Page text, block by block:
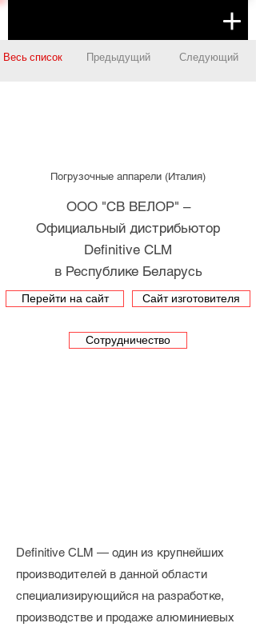
Весь список Предыдущий Следующий
Погрузочные аппарели (Италия)
ООО "СВ ВЕЛОР" –
Официальный дистрибьютор
Definitive CLM
в Республике Беларусь
Перейти на сайт Сайт изготовителя
Сотрудничество
Definitive CLM — один из крупнейших
производителей в данной области
специализирующийся на разработке,
производстве и продаже алюминиевых